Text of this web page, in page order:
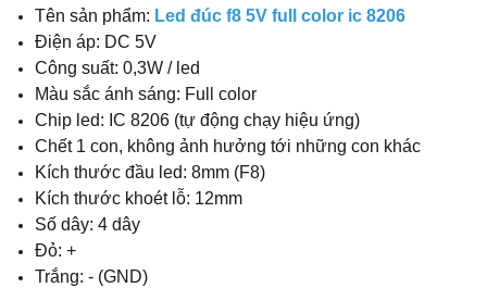
Tên sản phẩm: Led đúc f8 5V full color ic 8206
Điện áp: DC 5V
Công suất: 0,3W / led
Màu sắc ánh sáng: Full color
Chip led: IC 8206 (tự động chạy hiệu ứng)
Chết 1 con, không ảnh hưởng tới những con khác
Kích thước đầu led: 8mm (F8)
Kích thước khoét lỗ: 12mm
Số dây: 4 dây
Đỏ: +
Trắng: - (GND)